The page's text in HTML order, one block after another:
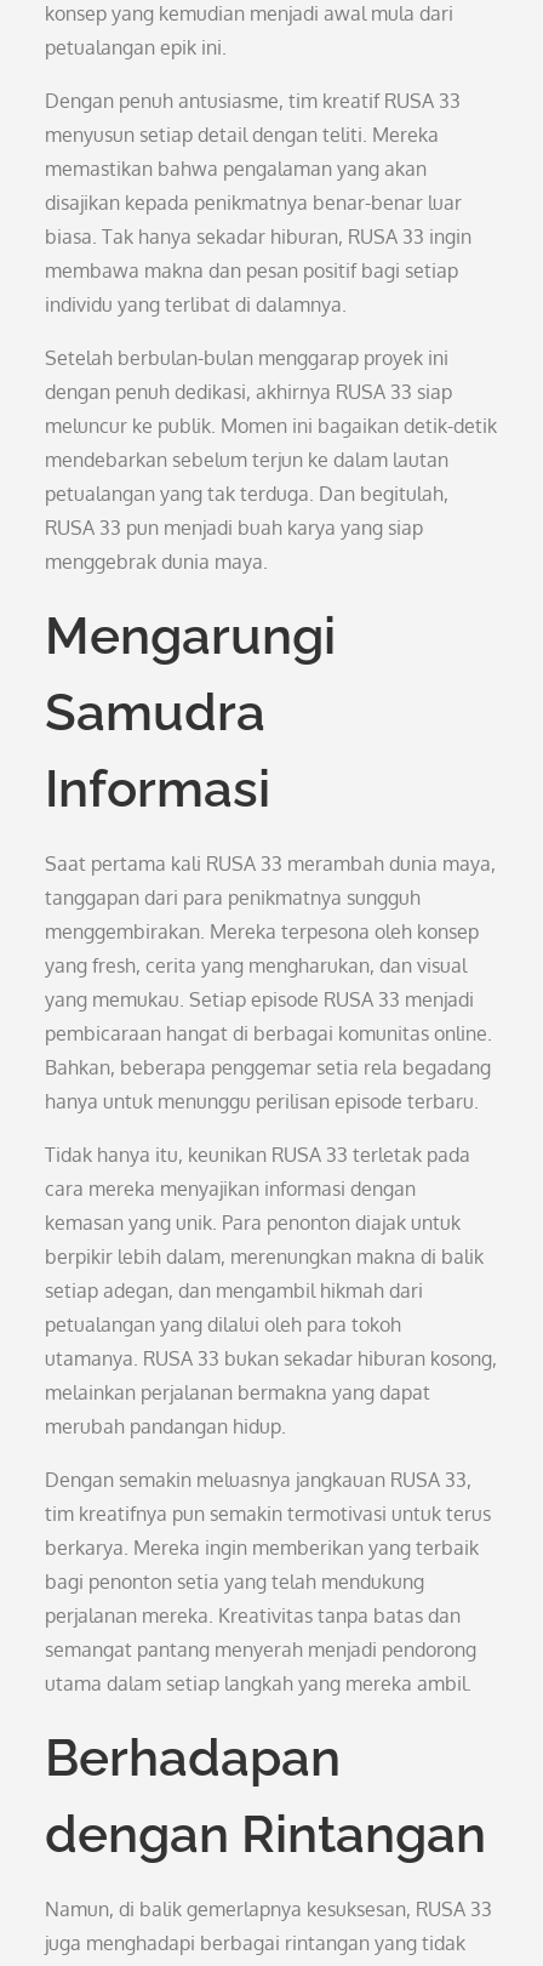
konsep yang kemudian menjadi awal mula dari
petualangan epik ini.
Dengan penuh antusiasme, tim kreatif RUSA 33
menyusun setiap detail dengan teliti. Mereka
memastikan bahwa pengalaman yang akan
disajikan kepada penikmatnya benar-benar luar
biasa. Tak hanya sekadar hiburan, RUSA 33 ingin
membawa makna dan pesan positif bagi setiap
individu yang terlibat di dalamnya.
Setelah berbulan-bulan menggarap proyek ini
dengan penuh dedikasi, akhirnya RUSA 33 siap
meluncur ke publik. Momen ini bagaikan detik-detik
mendebarkan sebelum terjun ke dalam lautan
petualangan yang tak terduga. Dan begitulah,
RUSA 33 pun menjadi buah karya yang siap
menggebrak dunia maya.
Mengarungi
Samudra
Informasi
Saat pertama kali RUSA 33 merambah dunia maya,
tanggapan dari para penikmatnya sungguh
menggembirakan. Mereka terpesona oleh konsep
yang fresh, cerita yang mengharukan, dan visual
yang memukau. Setiap episode RUSA 33 menjadi
pembicaraan hangat di berbagai komunitas online.
Bahkan, beberapa penggemar setia rela begadang
hanya untuk menunggu perilisan episode terbaru.
Tidak hanya itu, keunikan RUSA 33 terletak pada
cara mereka menyajikan informasi dengan
kemasan yang unik. Para penonton diajak untuk
berpikir lebih dalam, merenungkan makna di balik
setiap adegan, dan mengambil hikmah dari
petualangan yang dilalui oleh para tokoh
utamanya. RUSA 33 bukan sekadar hiburan kosong,
melainkan perjalanan bermakna yang dapat
merubah pandangan hidup.
Dengan semakin meluasnya jangkauan RUSA 33,
tim kreatifnya pun semakin termotivasi untuk terus
berkarya. Mereka ingin memberikan yang terbaik
bagi penonton setia yang telah mendukung
perjalanan mereka. Kreativitas tanpa batas dan
semangat pantang menyerah menjadi pendorong
utama dalam setiap langkah yang mereka ambil.
Berhadapan
dengan Rintangan
Namun, di balik gemerlapnya kesuksesan, RUSA 33
juga menghadapi berbagai rintangan yang tidak